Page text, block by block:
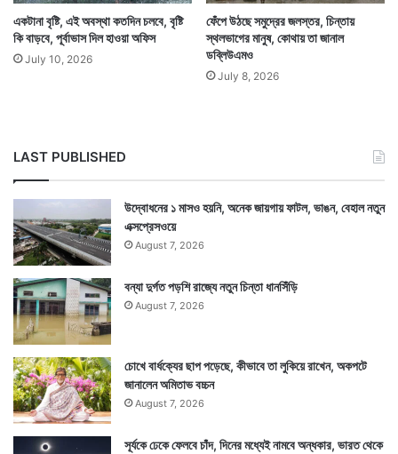
৪৪ ডিগ্রি উত্তাপে জ্বলছে। আগামী ১১ জুন একটি পশ্চিমী ঝঞ্ঝার
প্রবেশ ঘটতে পারে। তার জেরে উত্তর পশ্চিম ভারতের এই
তাপপ্রবাহ পরিস্থিতি কিছুটা হলেও বদলাবে বলে মনে করছেন
Tags Weather
একটানা বৃষ্টি, এই অবস্থা কতদিন চলবে, বৃষ্টি
কি বাড়বে, পূর্বাভাস দিল হাওয়া অফিস
July 10, 2026
ফেঁপে উঠছে সমুদ্রের জলস্তর, চিন্তায়
স্থলভাগের মানুষ, কোথায় তা জানাল
ডব্লিউএমও
July 8, 2026
LAST PUBLISHED
উদ্বোধনের ১ মাসও হয়নি, অনেক জায়গায় ফাটল, ভাঙন, বেহাল নতুন
এক্সপ্রেসওয়ে
August 7, 2026
বন্যা দুর্গত পড়শি রাজ্যে নতুন চিন্তা ধানসিঁড়ি
August 7, 2026
চোখে বার্ধক্যের ছাপ পড়েছে, কীভাবে তা লুকিয়ে রাখেন, অকপটে
জানালেন অমিতাভ বচ্চন
August 7, 2026
সূর্যকে ঢেকে ফেলবে চাঁদ, দিনের মধ্যেই নামবে অন্ধকার, ভারত থেকে